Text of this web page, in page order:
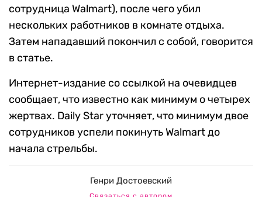
сотрудница Walmart), после чего убил
нескольких работников в комнате отдыха.
Затем нападавший покончил с собой, говорится
в статье.
Интернет-издание со ссылкой на очевидцев
сообщает, что известно как минимум о четырех
жертвах. Daily Star уточняет, что минимум двое
сотрудников успели покинуть Walmart до
начала стрельбы.
Генри Достоевский